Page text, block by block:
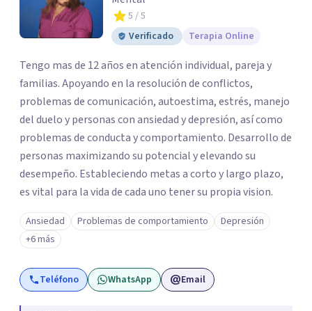
5 / 5
Verificado
Terapia Online
Tengo mas de 12 años en atención individual, pareja y
familias. Apoyando en la resolución de conflictos,
problemas de comunicación, autoestima, estrés, manejo
del duelo y personas con ansiedad y depresión, así como
problemas de conducta y comportamiento. Desarrollo de
personas maximizando su potencial y elevando su
desempeño. Estableciendo metas a corto y largo plazo,
es vital para la vida de cada uno tener su propia vision.
Ansiedad Problemas de comportamiento
Depresión
+6 más
Teléfono WhatsApp Email